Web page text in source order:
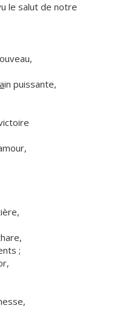
le salut de notre
ain puissante,
;